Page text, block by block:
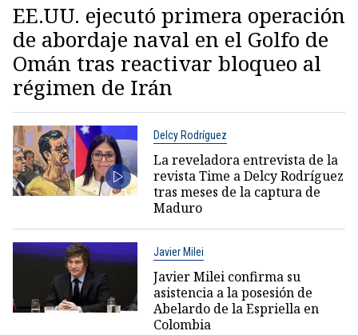
EE.UU. ejecutó primera operación
de abordaje naval en el Golfo de
Omán tras reactivar bloqueo al
régimen de Irán
Delcy Rodríguez
La reveladora entrevista de la
revista Time a Delcy Rodríguez
tras meses de la captura de
Maduro
Javier Milei
Javier Milei confirma su
asistencia a la posesión de
Abelardo de la Espriella en
Colombia